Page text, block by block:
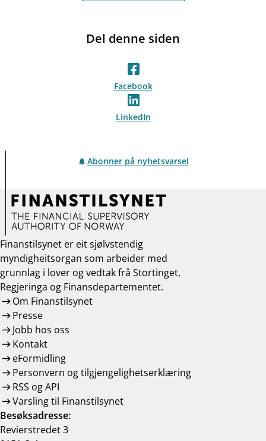
Del denne siden
Facebook
LinkedIn
Abonner på nyhetsvarsel
Finanstilsynet er eit sjølvstendig
myndigheitsorgan som arbeider med
grunnlag i lover og vedtak frå Stortinget,
Regjeringa og Finansdepartementet.
Om Finanstilsynet
Presse
Jobb hos oss
Kontakt
eFormidling
Personvern og tilgjengelighetserklæring
RSS og API
Varsling til Finanstilsynet
Besøksadresse:
Revierstredet 3